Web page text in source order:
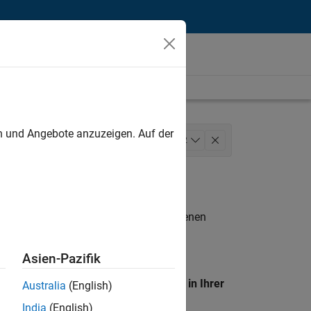
Communications 2
. Wenn Sie noch immer keine offenen
unseres
Standort, um alle Stellenangebote in Ihrer
Angebote anzuzeigen. Auf der
Asien-Pazifik
Australia (English)
India (English)